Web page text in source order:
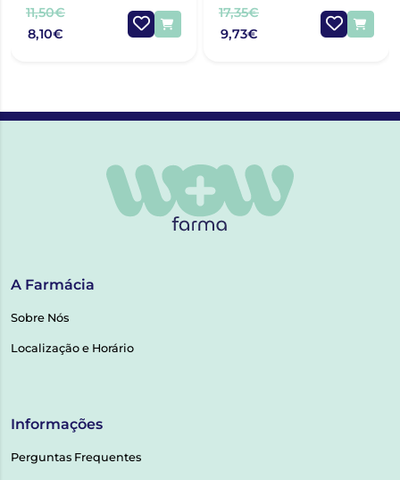
11,50€
8,10€
17,35€
9,73€
A Farmácia
Sobre Nós
Localização e Horário
Informações
Perguntas Frequentes